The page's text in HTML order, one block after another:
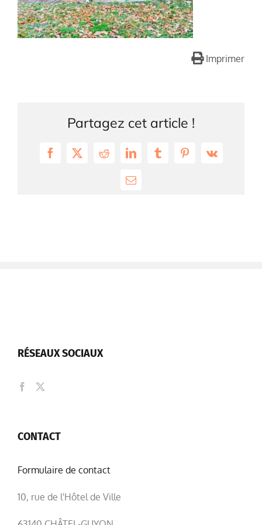
Imprimer
Partagez cet article !
Facebook
X RedditLinkedInTumblrPinterest
Vk
Email
RÉSEAUX SOCIAUX
CONTACT
Formulaire de contact
10, rue de l'Hôtel de Ville